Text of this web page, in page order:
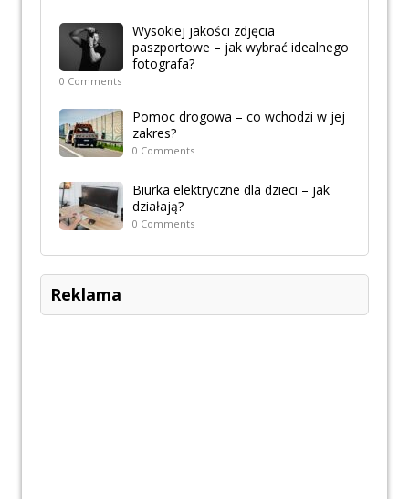
Wysokiej jakości zdjęcia
paszportowe – jak wybrać idealnego
fotografa?
0 Comments
Pomoc drogowa – co wchodzi w jej
zakres?
0 Comments
Biurka elektryczne dla dzieci – jak
działają?
0 Comments
Reklama